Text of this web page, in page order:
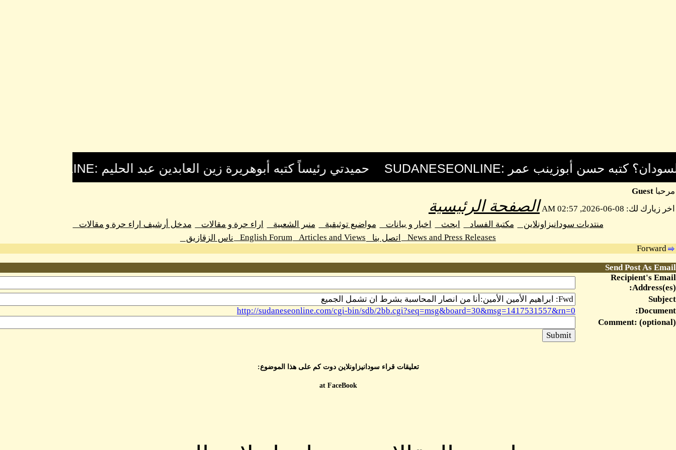
مرحبا Guest
اخر زيارك لك: 08-06-2026, 02:57 AM
الصفحة الرئيسية
منتديات سودانيزاونلاين مكتبة الفساد ابحث اخبار و بيانات مواضيع توثيقية منبر الشعبية اراء حرة و مقالات
مدخل أرشيف اراء حرة و مقالات
News and Press Releases
اتصل بنا Articles and Views
English Forum
ناس الزقازيق
Forward
Send Post As Email
Recipient's Email
Address(es):
Subject
Document:
http://sudaneseonline.com/cgi-bin/sdb/2bb.cgi?seq=msg&board=30&msg=1417531557&rn=0
Comment: (optional)
تعليقات قراء سودانيزاونلاين دوت كم على هذا الموضوع:
at FaceBook